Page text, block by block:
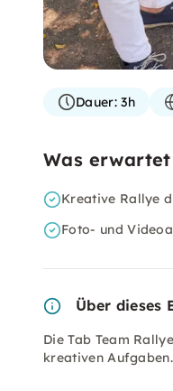
Dauer:3h
Was
Kreative Rallye
Foto- und
Über dieses
Die Tab Team
kreativen